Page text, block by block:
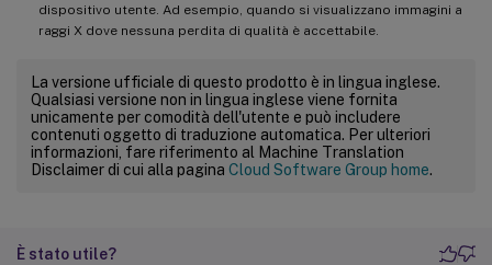
dispositivo utente. Ad esempio, quando si visualizzano immagini a
raggi X dove nessuna perdita di qualità è accettabile.
La versione ufficiale di questo prodotto è in lingua inglese.
Qualsiasi versione non in lingua inglese viene fornita
unicamente per comodità dell'utente e può includere
contenuti oggetto di traduzione automatica. Per ulteriori
informazioni, fare riferimento al Machine Translation
Disclaimer di cui alla pagina Cloud Software Group home.
È stato utile?